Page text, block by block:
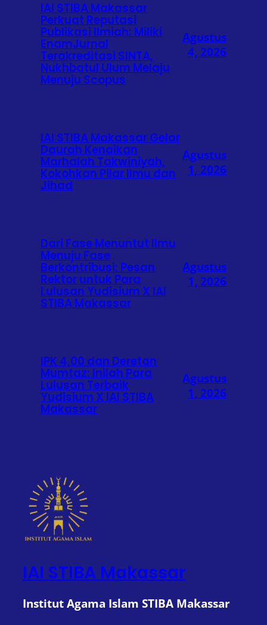
IAI STIBA Makassar
Perkuat Reputasi
Publikasi Ilmiah: Miliki
EnamJurnal
Terakreditasi SINTA,
Nukhbatul Ulum Melaju
Menuju Scopus
Agustus
4, 2026
IAI STIBA Makassar Gelar
Daurah Kenaikan
Marhalah Takwiniyah,
Kokohkan Pilar Ilmu dan
Jihad
Agustus
1, 2026
Dari Fase Menuntut Ilmu
Menuju Fase
Berkontribusi: Pesan
Rektor untuk Para
Lulusan Yudisium X IAI
STIBA Makassar
Agustus
1, 2026
IPK 4,00 dan Deretan
Mumtaz: Inilah Para
Lulusan Terbaik
Yudisium X IAI STIBA
Makassar
Agustus
1, 2026
IAI STIBA Makassar
Institut Agama Islam STIBA Makassar